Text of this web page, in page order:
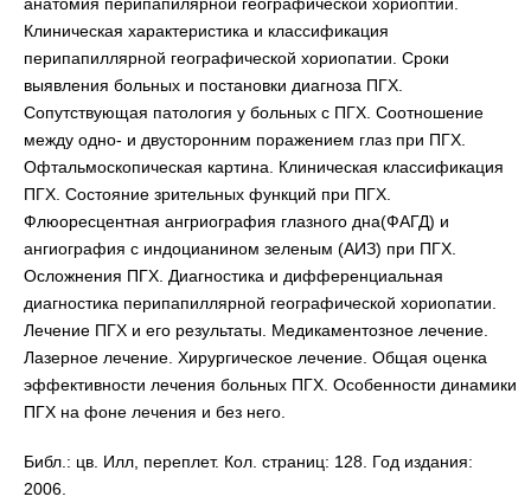
Клиническая характеристика и классификация
перипапиллярной географической хориопатии. Сроки
выявления больных и постановки диагноза ПГХ.
Сопутствующая патология у больных с ПГХ. Соотношение
между одно- и двусторонним поражением глаз при ПГХ.
Офтальмоскопическая картина. Клиническая классификация
ПГХ. Состояние зрительных функций при ПГХ.
Флюоресцентная ангриография глазного дна(ФАГД) и
ангиография с индоцианином зеленым (АИЗ) при ПГХ.
Осложнения ПГХ. Диагностика и дифференциальная
диагностика перипапиллярной географической хориопатии.
Лечение ПГХ и его результаты. Медикаментозное лечение.
Лазерное лечение. Хирургическое лечение. Общая оценка
эффективности лечения больных ПГХ. Особенности динамики
ПГХ на фоне лечения и без него.
Библ.: цв. Илл, переплет. Кол. страниц: 128. Год издания:
2006.